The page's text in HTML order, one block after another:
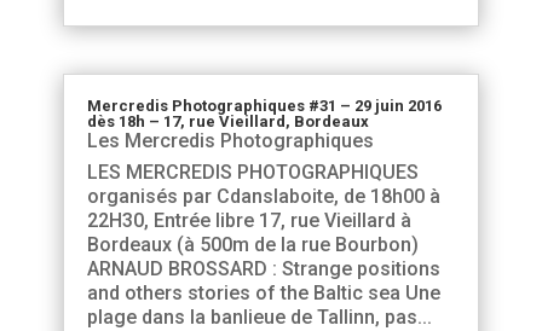
Mercredis Photographiques #31 – 29 juin 2016
dès 18h – 17, rue Vieillard, Bordeaux
Les Mercredis Photographiques
LES MERCREDIS PHOTOGRAPHIQUES
organisés par Cdanslaboite, de 18h00 à
22H30, Entrée libre 17, rue Vieillard à
Bordeaux (à 500m de la rue Bourbon)
ARNAUD BROSSARD : Strange positions
and others stories of the Baltic sea Une
plage dans la banlieue de Tallinn, pas...